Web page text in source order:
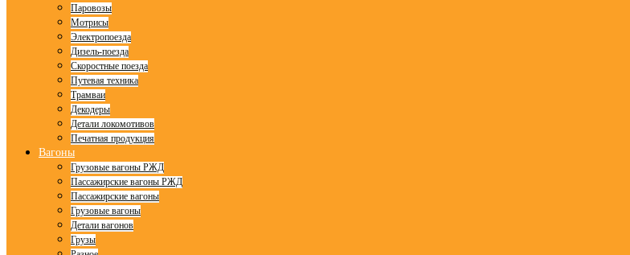
Паровозы
Мотрисы
Электропоезда
Дизель-поезда
Скоростные поезда
Путевая техника
Трамваи
Декодеры
Детали локомотивов
Печатная продукция
Вагоны
Грузовые вагоны РЖД
Пассажирские вагоны РЖД
Пассажирские вагоны
Грузовые вагоны
Детали вагонов
Грузы